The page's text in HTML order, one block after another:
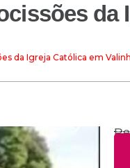
da
da Igreja Católica em